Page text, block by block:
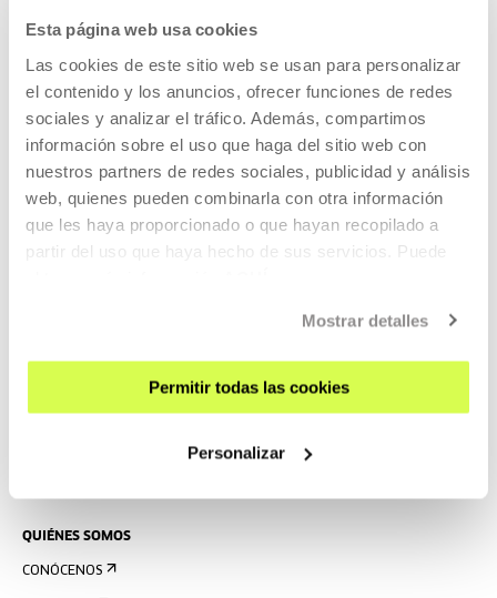
Esta página web usa cookies
Las cookies de este sitio web se usan para personalizar
el contenido y los anuncios, ofrecer funciones de redes
sociales y analizar el tráfico. Además, compartimos
información sobre el uso que haga del sitio web con
nuestros partners de redes sociales, publicidad y análisis
web, quienes pueden combinarla con otra información
que les haya proporcionado o que hayan recopilado a
partir del uso que haya hecho de sus servicios. Puede
Mostrar detalles
Permitir todas las cookies
Personalizar
REGÍSTRATE AL BOLETÍN
AGENDA
VISÍTANOS
CÓMO LLEGAR
VISITAS GUIADAS
PLANO DEL EDIFICIO
PRENSA
QUIÉNES SOMOS
CONÓCENOS